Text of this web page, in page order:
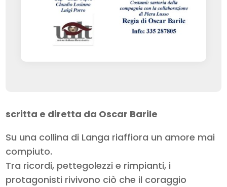
scritta e diretta da Oscar Barile
Su una collina di Langa riaffiora un amore mai
compiuto.
Tra ricordi, pettegolezzi e rimpianti, i
protagonisti rivivono ciò che il coraggio